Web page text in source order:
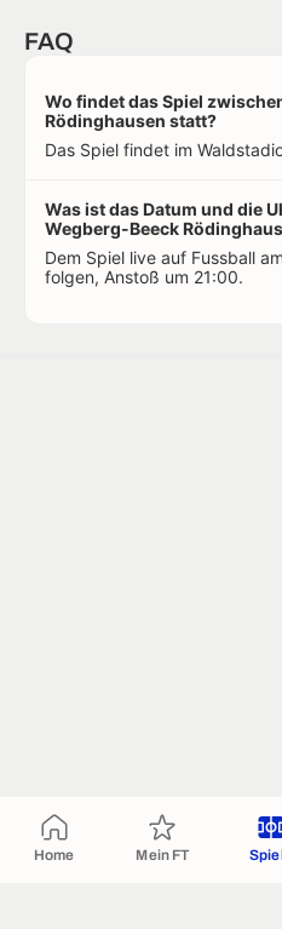
Home Mein FT
FAQ
Wo findet das Spiel
Rödinghausen statt?
Das Spiel findet im
Was ist das Datum und die
Wegberg-Beeck
Dem Spiel live auf Fussball
folgen, Anstoß um 21:00.